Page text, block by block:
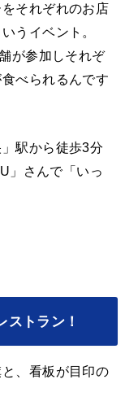
それぞれのお店
うイベント。
が参加しそれぞ
べられるんです
駅から徒歩3分
」さんで「いっ
ストラン！
、看板が目印の